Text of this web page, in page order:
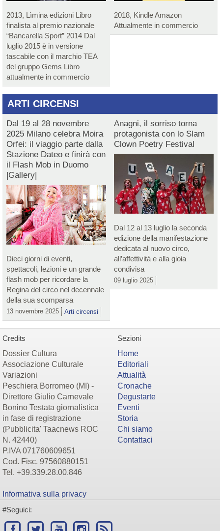
2013, Lìmina edizioni Libro
finalista al premio nazionale
“Bancarella Sport” 2014 Dal
luglio 2015 è in versione
tascabile con il marchio TEA
del gruppo Gems Libro
attualmente in commercio
2018, Kindle Amazon
Attualmente in commercio
ARTI CIRCENSI
Dal 19 al 28 novembre
2025 Milano celebra Moira
Orfei: il viaggio parte dalla
Stazione Dateo e finirà con
il Flash Mob in Duomo
|Gallery|
Dieci giorni di eventi,
spettacoli, lezioni e un grande
flash mob per ricordare la
Regina del circo nel decennale
della sua scomparsa
13 novembre 2025 Arti circensi
Anagni, il sorriso torna
protagonista con lo Slam
Clown Poetry Festival
Dal 12 al 13 luglio la seconda
edizione della manifestazione
dedicata al nuovo circo,
all’affettività e alla gioia
condivisa
09 luglio 2025
Credits
Dossier Cultura
Associazione Culturale
Variazioni
Peschiera Borromeo (MI) -
Direttore Giulio Carnevale
Bonino Testata giornalistica
in fase di registrazione
(Pubblicita' Taacnews ROC
N. 42440)
P.IVA 071760609651
Cod. Fisc. 97560880151
Tel. +39.339.28.00.846
Informativa sulla privacy
Sezioni
Home
Editoriali
Attualità
Cronache
Degustarte
Eventi
Storia
Chi siamo
Contattaci
#Seguici: